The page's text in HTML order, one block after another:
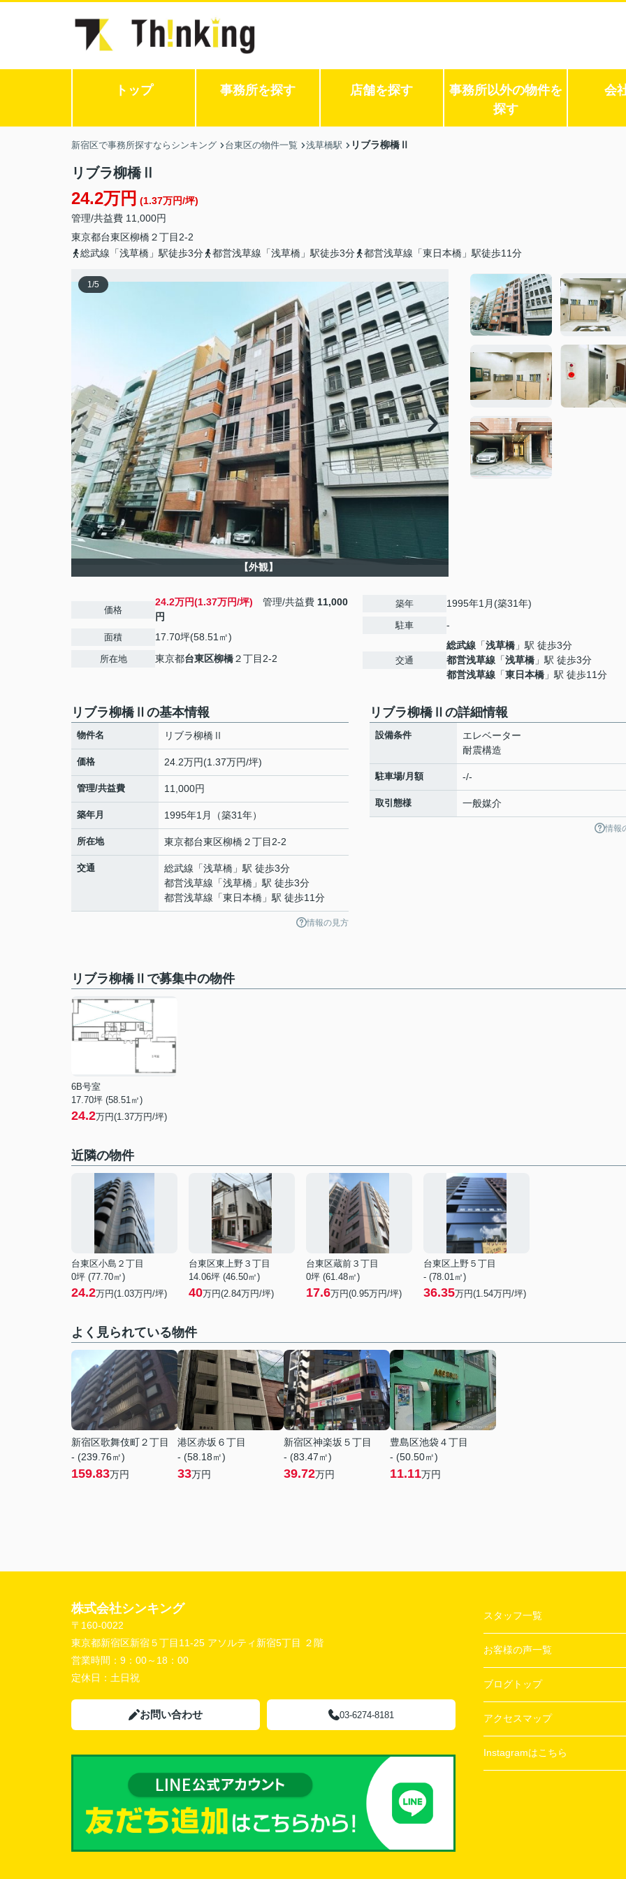
トップ 事務所を探す 店舗を探す
事務所以外の物件を
探す
会
新宿区で事務所探すならシンキング 台東区の物件一覧 浅草橋駅 リブラ柳橋Ⅱ
リブラ柳橋Ⅱ
24.2万円 (1.37万円/坪)
管理/共益費 11,000円
東京都台東区柳橋２丁目2-2
総武線「浅草橋」駅徒歩3分
都営浅草線「浅草橋」駅徒歩3分 都営浅草線「東日本橋」駅徒歩11分
1/5
【外観】
価格
24.2万円(1.37万円/坪) 管理/共益費 11,000
円
面積 17.70坪(58.51㎡)
所在地 東京都台東区柳橋２丁目2-2
築年 1995年1月(築31年)
駐車 -
交通
総武線 「浅草橋 」駅 徒歩3分
都営浅草線 「浅草橋 」駅 徒歩3分
都営浅草線 「東日本橋 」駅 徒歩11分
リブラ柳橋Ⅱの基本情報
物件名 リブラ柳橋Ⅱ
価格 24.2万円(1.37万円/坪)
管理/共益費 11,000円
築年月 1995年1月（築31年）
所在地 東京都台東区柳橋２丁目2-2
交通 総武線 「浅草橋 」駅 徒歩3分
都営浅草線 「浅草橋 」駅 徒歩3分
都営浅草線 「東日本橋 」駅 徒歩11分
情報の見方
リブラ柳橋Ⅱの詳細情報
設備条件
エレベーター
耐震構造
駐車場/月額 -/-
取引態様 一般媒介
情報
リブラ柳橋Ⅱで募集中の物件
6B号室
17.70坪 (58.51㎡)
24.2万円(1.37万円/坪)
近隣の物件
台東区小島２丁目
0坪 (77.70㎡)
24.2万円(1.03万円/坪)
台東区東上野３丁目
14.06坪 (46.50㎡)
40万円(2.84万円/坪)
台東区蔵前３丁目
0坪 (61.48㎡)
17.6万円(0.95万円/坪)
台東区上野５丁目
- (78.01㎡)
36.35万円(1.54万円/坪)
よく見られている物件
新宿区歌舞伎町２丁目
- (239.76㎡)
159.83万円
港区赤坂６丁目
- (58.18㎡)
33万円
新宿区神楽坂５丁目
- (83.47㎡)
39.72万円
豊島区池袋４丁目
- (50.50㎡)
11.11万円
株式会社シンキング
〒160-0022
東京都新宿区新宿５丁目11-25 アソルティ新宿5丁目 ２階
営業時間： 9：00～18：00
定休日： 土日祝
お問い合わせ 03-6274-8181
スタッフ一覧
お客様の声一覧
ブログトップ
アクセスマップ
Instagramはこちら